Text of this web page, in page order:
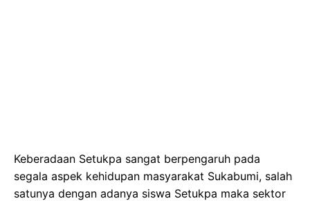
Keberadaan Setukpa sangat berpengaruh pada
segala aspek kehidupan masyarakat Sukabumi, salah
satunya dengan adanya siswa Setukpa maka sektor